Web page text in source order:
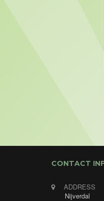
CONTACT
ADDRESS
Nijverdal